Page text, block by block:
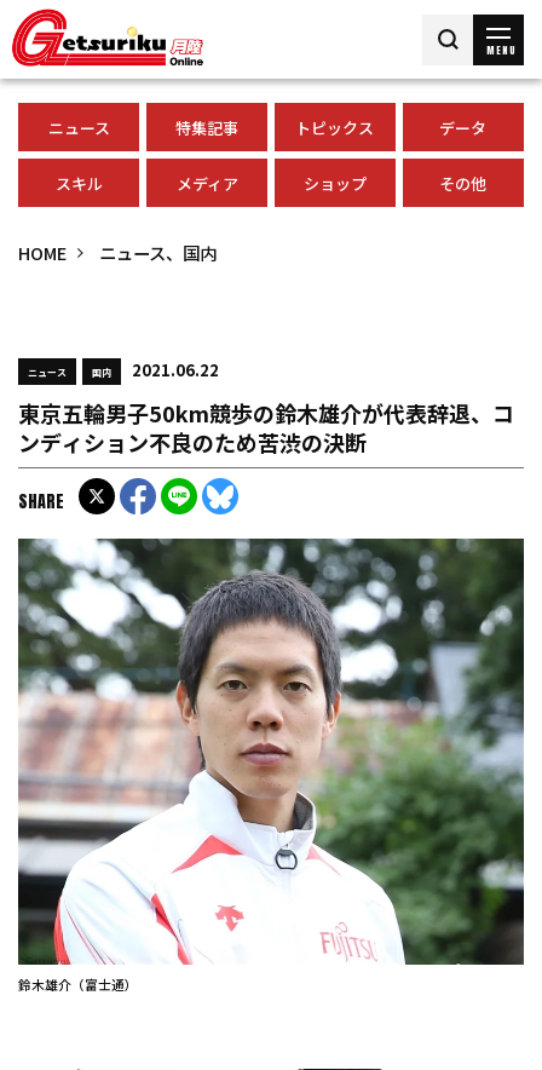
MENU
ニュース 特集記事 トピックス データ
スキル メディア ショップ その他
HOME ニュース、国内
ニュース 国内 2021.06.22
東京五輪男子50km競歩の鈴木雄介が代表辞退、コ
ンディション不良のため苦渋の決断
SHARE
鈴木雄介（富士通）